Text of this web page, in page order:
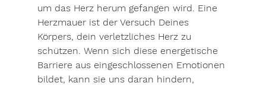
um das Herz herum gefangen wird. Eine
Herzmauer ist der Versuch Deines
Körpers, dein verletzliches Herz zu
schützen. Wenn sich diese energetische
Barriere aus eingeschlossenen Emotionen
bildet, kann sie uns daran hindern,